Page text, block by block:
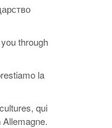
through
la
qui